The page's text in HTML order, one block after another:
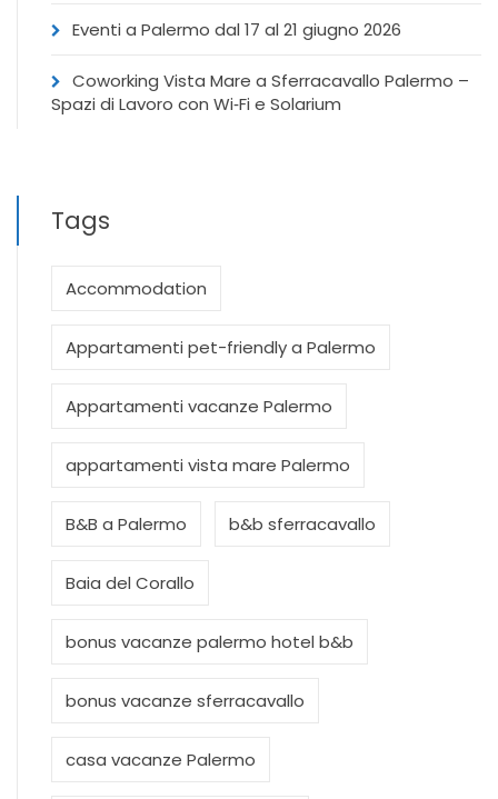
Eventi a Palermo dal 17 al 21 giugno 2026
Coworking Vista Mare a Sferracavallo Palermo –
Spazi di Lavoro con Wi‑Fi e Solarium
Tags
Accommodation
Appartamenti pet-friendly a Palermo
Appartamenti vacanze Palermo
appartamenti vista mare Palermo
B&B a Palermo b&b sferracavallo
Baia del Corallo
bonus vacanze palermo hotel b&b
bonus vacanze sferracavallo
casa vacanze Palermo